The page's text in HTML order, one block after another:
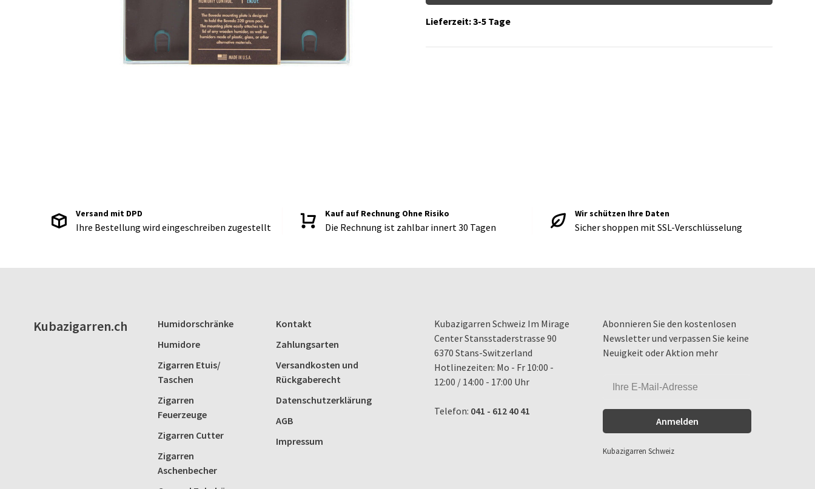
Lieferzeit: 3-5 Tage
Versand mit DPD
Ihre Bestellung wird eingeschreiben zugestellt
Kauf auf Rechnung Ohne Risiko
Die Rechnung ist zahlbar innert 30 Tagen
Wir schützen Ihre Daten
Sicher shoppen mit SSL-Verschlüsselung
Kubazigarren.ch
Humidorschränke
Humidore
Zigarren Etuis/
Taschen
Zigarren
Feuerzeuge
Zigarren Cutter
Zigarren
Aschenbecher
Kontakt
Zahlungsarten
Versandkosten und
Rückgaberecht
Datenschutzerklärung
AGB
Impressum
Kubazigarren Schweiz Im Mirage
Center Stansstaderstrasse 90
6370 Stans-Switzerland
Hotlinezeiten: Mo - Fr 10:00 -
12:00 / 14:00 - 17:00 Uhr
Telefon: 041 - 612 40 41
Abonnieren Sie den kostenlosen
Newsletter und verpassen Sie keine
Neuigkeit oder Aktion mehr
Anmelden
Kubazigarren Schweiz